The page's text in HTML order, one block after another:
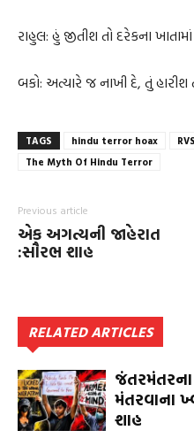
રાહુલ: હું જીતીશ તો દરેકના
બકો: અત્યારે જ નાખી દે, તું
TAGS hindu terror hoax
The Myth Of Hindu Terror
Previous article
એક અગત્યની જાહેરાત
:સૌરભ શાહ
RELATED ARTICLES
મંતરવાના
શાહ